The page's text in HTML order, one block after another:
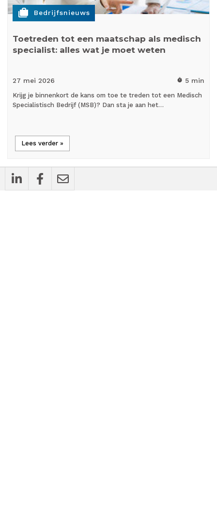
cases Bedrijfsnieuws
Toetreden tot een maatschap als medisch
specialist: alles wat je moet weten
27 mei 2026 timer 5 min
Krijg je binnenkort de kans om toe te treden tot een Medisch
Specialistisch Bedrijf (MSB)? Dan sta je aan het…
Lees verder »